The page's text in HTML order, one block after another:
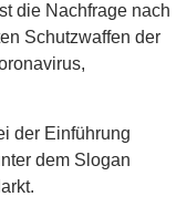
die Nachfrage nach
Schutzwaffen der
der Einführung
dem Slogan